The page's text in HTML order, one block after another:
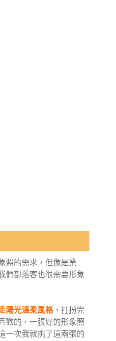
照的需求，但像是業
們部落客也很需要形象
陽光溫柔風格，打扮完
歡的，一張好的形象照
一次我就挑了這兩張的